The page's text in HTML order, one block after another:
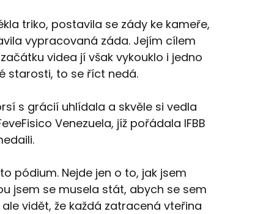
triko, postavila se zády ke kameře,
vypracovaná záda. Jejím cílem
videa jí však vykouklo i jedno
starosti, to se říct nedá.
s grácií uhlídala a skvěle si vedla
Venezuela, jíž pořádala IFBB
pódium. Nejde jen o to, jak jsem
jsem se musela stát, abych se sem
vidět, že každá zatracená vteřina